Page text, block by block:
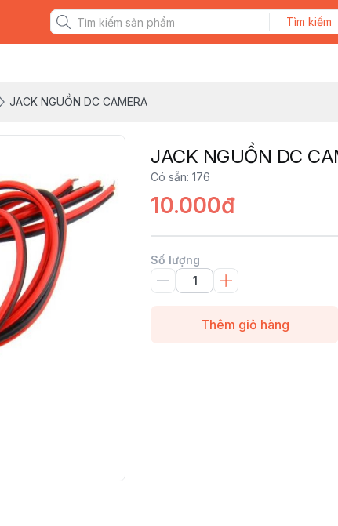
Tìm kiếm
JACK NGUỒN DC CAMERA
JACK NGUỒN DC
Có sẵn: 176
10.000đ
Số lượng
Thêm giỏ hàng